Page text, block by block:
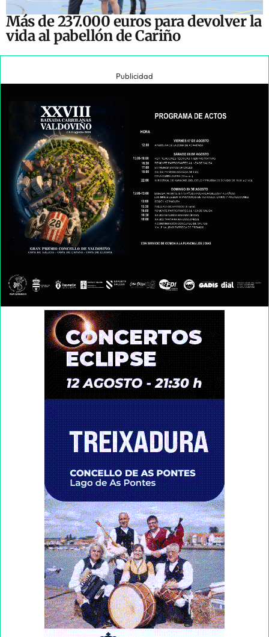
Más de 237.000 euros para devolver la
vida al pabellón de Cariño
Publicidad